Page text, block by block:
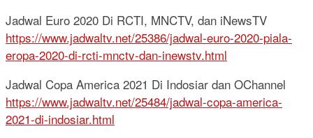
Jadwal Euro 2020 Di RCTI, MNCTV, dan iNewsTV
https://www.jadwaltv.net/25386/jadwal-euro-2020-piala-
eropa-2020-di-rcti-mnctv-dan-inewstv.html
Jadwal Copa America 2021 Di Indosiar dan OChannel
https://www.jadwaltv.net/25484/jadwal-copa-america-
2021-di-indosiar.html